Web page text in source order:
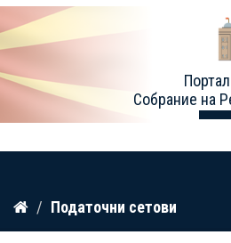
Прескокнете
содржина
Собрание на
Податочни сетови